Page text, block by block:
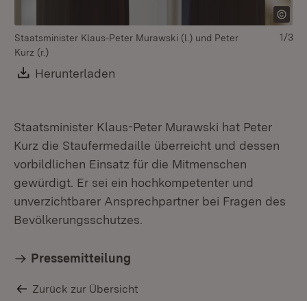
Staatsminister Klaus-Peter Murawski (l.) und Peter
Kurz (r.)
Download:
Herunterladen
1/3
Staatsminister Klaus-Peter Murawski hat Peter
Kurz die Staufermedaille überreicht und dessen
vorbildlichen Einsatz für die Mitmenschen
gewürdigt. Er sei ein hochkompetenter und
unverzichtbarer Ansprechpartner bei Fragen des
Bevölkerungsschutzes.
Pressemitteilung
Zurück zur Übersicht